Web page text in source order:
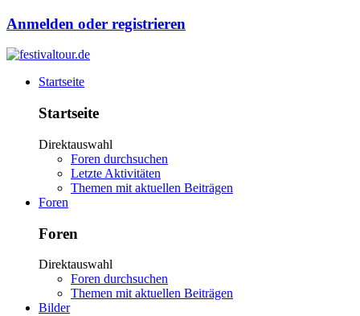
Anmelden oder registrieren
Startseite
Startseite
Direktauswahl
Foren durchsuchen
Letzte Aktivitäten
Themen mit aktuellen Beiträgen
Foren
Foren
Direktauswahl
Foren durchsuchen
Themen mit aktuellen Beiträgen
Bilder